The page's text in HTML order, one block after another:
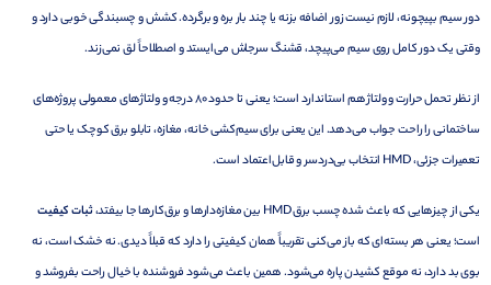
دور سیم بپیچونه، لازم نیست زور اضافه بزنه یا چند بار بره و برگرده. کشش و چسبندگی خوبی دارد و
وقتی یک دور کامل روی سیم می‌پیچد، قشنگ سرجاش می‌ایستد و اصطلاحاً لق نمی‌زند.
از نظر تحمل حرارت و ولتاژ هم استاندارد است؛ یعنی تا حدود ۸۰ درجه و ولتاژهای معمولی پروژه‌های
ساختمانی را راحت جواب می‌دهد. این یعنی برای سیم‌کشی خانه، مغازه، تابلو برق کوچک یا حتی
تعمیرات جزئی، HMD انتخاب بی‌دردسر و قابل‌اعتماد است.
یکی از چیزهایی که باعث شده چسب برق HMD بین مغازه‌دارها و برق‌کارها جا بیفتد،
ثبات کیفیت
است؛ یعنی هر بسته‌ای که باز می‌کنی تقریباً همان کیفیتی را دارد که قبلاً دیدی. نه خشک است، نه
بوی بد دارد، نه موقع کشیدن پاره می‌شود. همین باعث می‌شود فروشنده با خیال راحت بفروشد و